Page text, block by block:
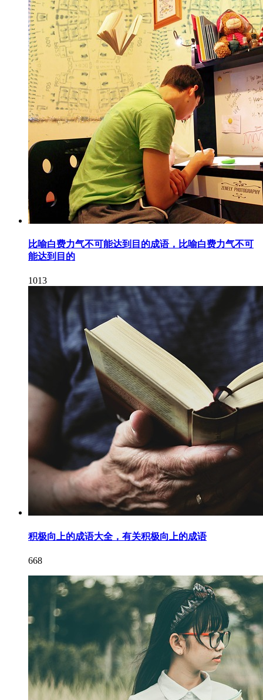
比喻白费力气不可能达到目的成语，比喻白费力气不可
能达到目的
1013
积极向上的成语大全，有关积极向上的成语
668